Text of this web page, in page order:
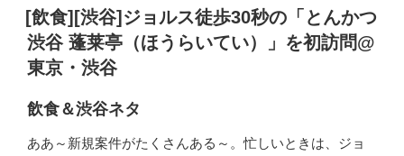
稿
日:
[飲食][渋谷]ジョルス徒歩30秒の「とんかつ
渋谷 蓬莱亭（ほうらいてい）」を初訪問@
東京・渋谷
飲食＆渋谷ネタ
ああ～新規案件がたくさんある～。忙しいときは、ジョ